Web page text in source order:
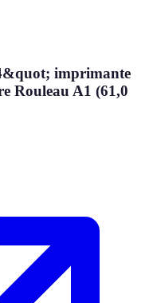
imprimante
Rouleau A1 (61,0